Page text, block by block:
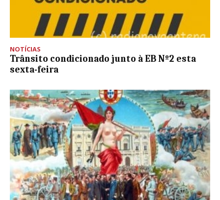
NOTÍCIAS
Trânsito condicionado junto à EB Nº2 esta
sexta-feira